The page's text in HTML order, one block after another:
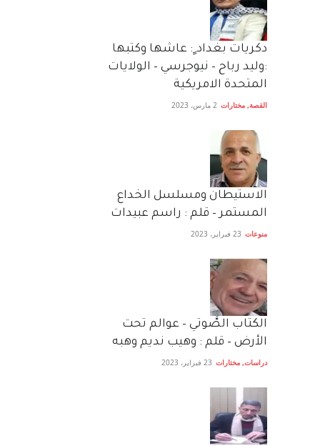
دكريات بغداد ٍ: عاشها وكتبها
:وليد رباح – نيوجرسي – الولايات
المتحدة الامريكية
القصة, مختارات 2 مارس، 2023
الاستيطان ومسلسل الخداع
المستمر – قلم : راسم عبيدات
منوعات 23 فبراير، 2023
الكتاب الصَّوتي – عوالم تحت
الأرض – قلم : وهيب نديم وهبه
دراسات, مختارات 23 فبراير، 2023